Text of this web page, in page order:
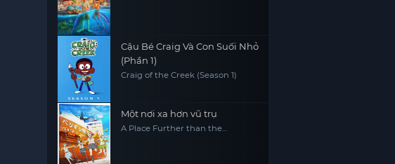
Cậu Bé Craig Và Con Suối Nhỏ
(Phần 1)
Craig of the Creek (Season 1)
Một nơi xa hơn vũ trụ
A Place Further than the